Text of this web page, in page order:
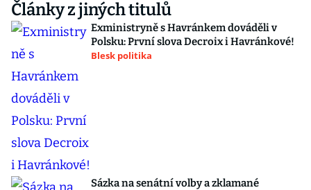
Články z jiných titulů
Exministryně s Havránkem dováděli v
Polsku: První slova Decroix i Havránkové!
Blesk politika
Sázka na senátní volby a zklamané